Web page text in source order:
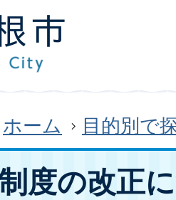
ホーム 目的別で
度の改正